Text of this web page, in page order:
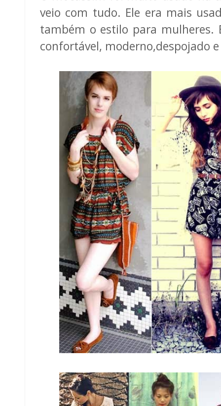
veio com tudo. Ele era mais
também o estilo para mulheres.
confortável, moderno,despojado